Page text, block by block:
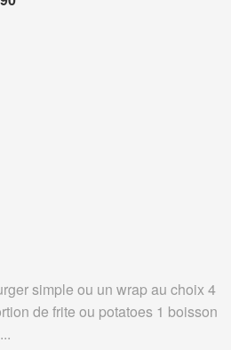
simple ou un wrap au choix 4
de frite ou potatoes 1 boisson